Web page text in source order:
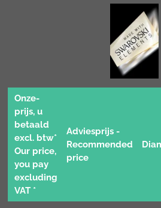
Onze-
prijs, u
betaald
excl. btw*
Our price,
you pay
excluding
VAT *
Adviesprijs -
Recommended
price